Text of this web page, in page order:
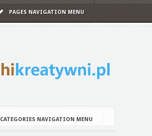
PAGES NAVIGATION MENU
CATEGORIES NAVIGATION MENU